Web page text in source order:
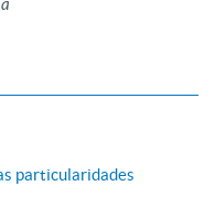
particularidades